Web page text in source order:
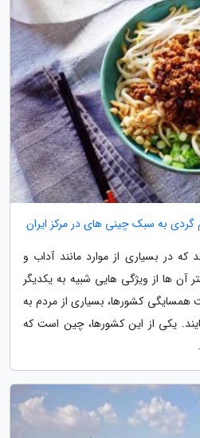
گردی به سبک چینی های در مرکز ایران
که در بسیاری از موارد مانند آداب و
آن ها از ویژگی هایی شبیه به یکدیگر
همسایگی کشورها، بسیاری از مردم به
یکی از این کشورها، چین است که